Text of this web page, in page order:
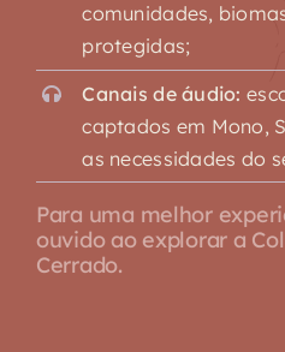
comunidades,
protegidas;
Canais de áudio:
captados em Mono,
as necessidades do
Para uma melhor
ouvido ao explorar a
Cerrado.